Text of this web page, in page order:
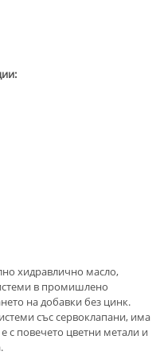
хидравлично масло,
в промишлено
на добавки без цинк.
със сервоклапани, има
с повечето цветни метали и